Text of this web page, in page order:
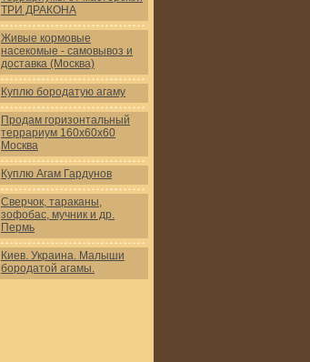
ТРИ ДРАКОНА
Живые кормовые
насекомые - самовывоз и
доставка (Москва)
Куплю бородатую агаму
Продам горизонтальный
террариум 160x60x60
Москва
Куплю Агам Гардунов
Сверчок, тараканы,
зофобас, мучник и др.
Пермь
Киев. Украина. Малыши
бородатой агамы.